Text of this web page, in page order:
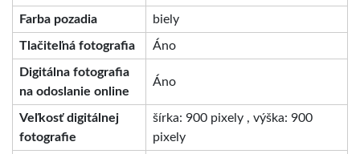
Farba pozadia biely
Tlačiteľná fotografia Áno
Digitálna fotografia
na odoslanie online
Áno
Veľkosť digitálnej
fotografie
šírka: 900 pixely , výška: 900
pixely